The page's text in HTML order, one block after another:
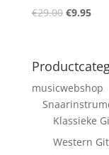
€29.00
€29.00.
€9.95
musicwebshop
Klassieke
Western